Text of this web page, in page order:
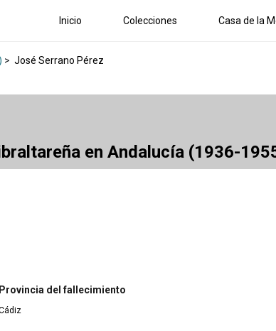
Inicio Colecciones Casa de la
> José Serrano Pérez
en Andalucía (1936-
Provincia del fallecimiento